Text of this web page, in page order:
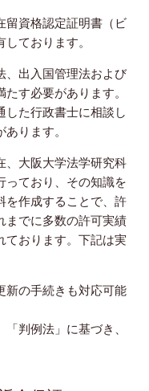
留資格認定証明書（ビ
ております。
、出入国管理法および
す必要があります。
した行政書士に相談し
ります。
、大阪大学法学研究科
っており、その知識を
を作成することで、許
までに多数の許可実績
ております。下記は実
新の手続きも対応可能
判例法」に基づき、